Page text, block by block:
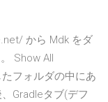
から Mdk をダ
Show All
フォルダの中にあ
Gradleタブ(デフ